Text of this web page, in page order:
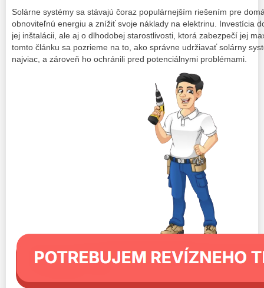
Solárne systémy sa stávajú čoraz populárnejším riešením pre
obnoviteľnú energiu a znížiť svoje náklady na elektrinu. Investícia
jej inštalácii, ale aj o dlhodobej starostlivosti, ktorá zabezpečí jej
tomto článku sa pozrieme na to, ako správne udržiavať solárny
najviac, a zároveň ho ochránili pred potenciálnymi problémami.